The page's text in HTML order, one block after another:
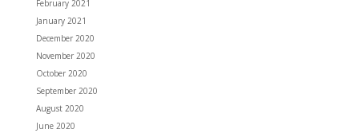
February 2021
January 2021
December 2020
November 2020
October 2020
September 2020
August 2020
June 2020